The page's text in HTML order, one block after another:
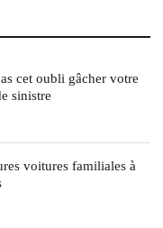
cet oubli gâcher votre
sinistre
voitures familiales à